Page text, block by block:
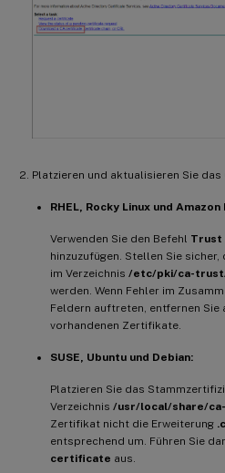
Platzieren und aktualisieren Sie das
RHEL, Rocky Linux und Amazon
Verwenden Sie den Befehl Trust
hinzuzufügen. Stellen Sie
im Verzeichnis /etc/pki/ca-
werden. Wenn Fehler im
Feldern auftreten, entfernen Sie
vorhandenen Zertifikate.
SUSE, Ubuntu und Debian:
Platzieren Sie das
Verzeichnis /usr/local/share/
Zertifikat nicht die Erweiterung
entsprechend um. Führen Sie
certificate aus.